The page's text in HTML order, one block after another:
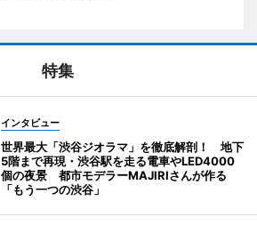
特集
インタビュー
世界最大「渋谷ジオラマ」を徹底解剖！ 地下
5階まで再現・渋谷駅を走る電車やLED4000
個の夜景 都市モデラーMAJIRIさんが作る
「もう一つの渋谷」